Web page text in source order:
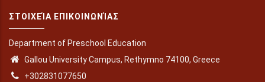
ΣΤΟΙΧΕΊΑ ΕΠΙΚΟΙΝΩΝΊΑΣ
Department of Preschool Education
Gallou University Campus, Rethymno 74100, Greece
+302831077650